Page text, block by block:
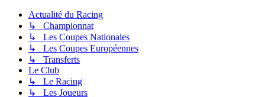
Actualité du Racing
↳ Championnat
↳ Les Coupes Nationales
↳ Les Coupes Européennes
↳ Transferts
Le Club
↳ Le Racing
↳ Les Joueurs